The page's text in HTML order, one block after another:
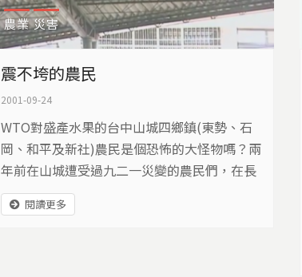
農業 災害
震不垮的農民
2001-09-24
WTO對盛產水果的台中山城四鄉鎮(東勢、石
岡、和平及新社)農民是個恐怖的大怪物嗎？兩
年前在山城遭受過九二一災變的農民們，在長
期面臨國內的經濟不景氣與台灣即將入會(WT
O)的市場轉變，會如何因應？同時台灣的農產
閱讀更多